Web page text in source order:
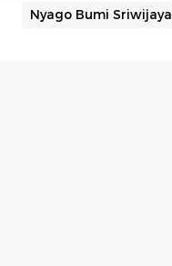
Nyago Bumi Sriwijaya